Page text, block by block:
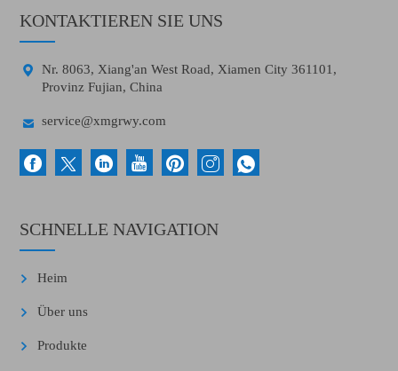
KONTAKTIEREN SIE UNS

Nr. 8063, Xiang'an West Road, Xiamen City 361101,
Provinz Fujian, China
 service@xmgrwy.com
SCHNELLE NAVIGATION
Heim
Über uns
Produkte